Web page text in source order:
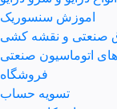
اموزش سنسوریک
صنعتی و نقشه کشی
اتوماسیون صنعتی
فروشگاه
تسویه حساب